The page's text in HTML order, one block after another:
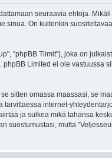
seuraavia ehtoja.
sinua. On kuitenkin
"phpBB Tiimit"), joka on
Limited ei ole vastuussa
sitten omassa maassasi, se
internet-
ja sulkea mikä tahansa
suostumustasi, mutta